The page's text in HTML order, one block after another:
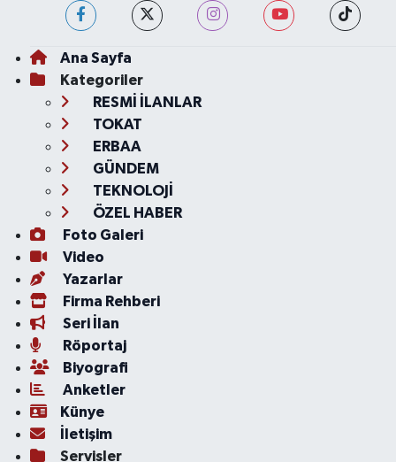
Ana Sayfa
Kategoriler
RESMİ İLANLAR
TOKAT
ERBAA
GÜNDEM
TEKNOLOJİ
ÖZEL HABER
Foto Galeri
Video
Yazarlar
Firma Rehberi
Seri İlan
Röportaj
Biyografi
Anketler
Künye
İletişim
Servisler